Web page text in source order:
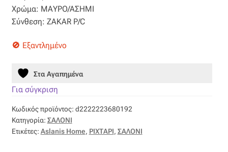
Βελούδο
Γάζα
Γκρο
Δαντέλα
64,38 €.είναι:
32,19 €.
Χρώμα: ΜΑΥΡΟ/ΑΣΗΜΙ
Σύνθεση: ZAKAR P/C
Εξαντλημένο
Στα Αγαπημένα
Για σύγκριση
Κωδικός προϊόντος: d2222223680192
Κατηγορία: ΣΑΛΟΝΙ
Ετικέτες: Aslanis Home, ΡΙΧΤΑΡΙ, ΣΑΛΟΝΙ